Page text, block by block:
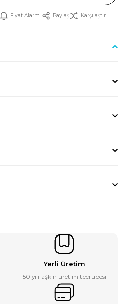
Fiyat Alarmı Paylaş Karşılaştır
Yerli Üretim
50 yılı aşkın üretim tecrübesi